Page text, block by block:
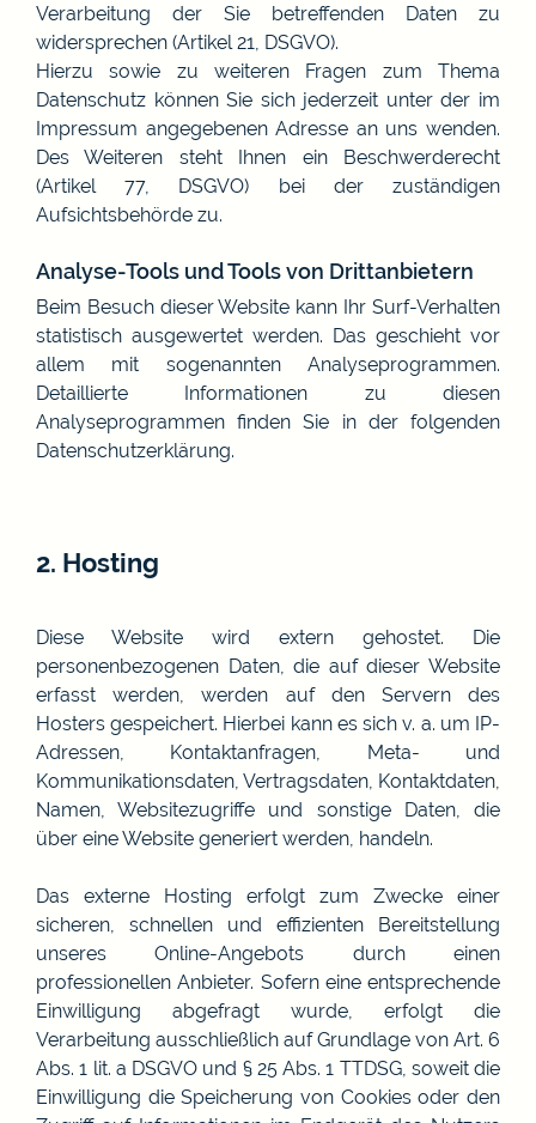
Verarbeitung der Sie betreffenden Daten zu
widersprechen (Artikel 21, DSGVO).
Hierzu sowie zu weiteren Fragen zum Thema
Datenschutz können Sie sich jederzeit unter der im
Impressum angegebenen Adresse an uns wenden.
Des Weiteren steht Ihnen ein Beschwerderecht
(Artikel 77, DSGVO) bei der zuständigen
Aufsichtsbehörde zu.
Analyse-Tools und Tools von Drittanbietern
Beim Besuch dieser Website kann Ihr Surf-Verhalten
statistisch ausgewertet werden. Das geschieht vor
allem mit sogenannten Analyseprogrammen.
Detaillierte Informationen zu diesen
Analyseprogrammen finden Sie in der folgenden
Datenschutzerklärung.
2. Hosting
Diese Website wird extern gehostet. Die
personenbezogenen Daten, die auf dieser Website
erfasst werden, werden auf den Servern des
Hosters gespeichert. Hierbei kann es sich v. a. um IP-
Adressen, Kontaktanfragen, Meta- und
Kommunikationsdaten, Vertragsdaten, Kontaktdaten,
Namen, Websitezugriffe und sonstige Daten, die
über eine Website generiert werden, handeln.
Das externe Hosting erfolgt zum Zwecke einer
sicheren, schnellen und effizienten Bereitstellung
unseres Online-Angebots durch einen
professionellen Anbieter. Sofern eine entsprechende
Einwilligung abgefragt wurde, erfolgt die
Verarbeitung ausschließlich auf Grundlage von Art. 6
Abs. 1 lit. a DSGVO und § 25 Abs. 1 TTDSG, soweit die
Einwilligung die Speicherung von Cookies oder den